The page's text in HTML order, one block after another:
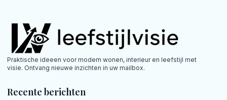
Praktische ideeen voor modern wonen, interieur en leefstijl met
visie. Ontvang nieuwe inzichten in uw mailbox.
Recente berichten